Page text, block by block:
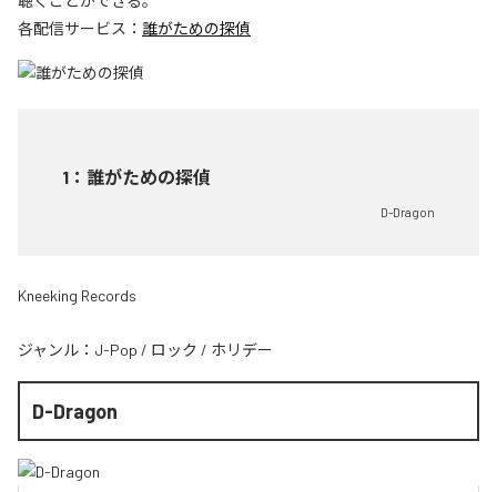
各配信サービス： 誰がための探偵
1 ： 誰がための探偵
D-Dragon
Kneeking Records
ジャンル： J-Pop / ロック / ホリデー
D-Dragon